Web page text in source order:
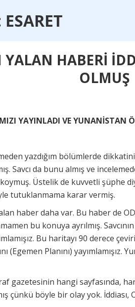
ESARET
YALAN HABERİ
OLMUŞ
YAYINLADI VE YUNANİSTAN
yazdığım bölümlerde
Savcı da bunu almış ve
Üstelik de kuvvetli şüphe
tutuklanmama karar vermiş.
haber daha var. Bu haber de ODA
bu konuya ayrılmış.
Bu haritayı 90 derece
(Egemen Planını) yayımlamışız.
gazetesinin hangi sayfasında,
çünkü böyle bir olay yok. İddiası,